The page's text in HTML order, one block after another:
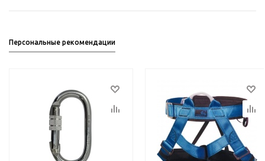
Персональные рекомендации